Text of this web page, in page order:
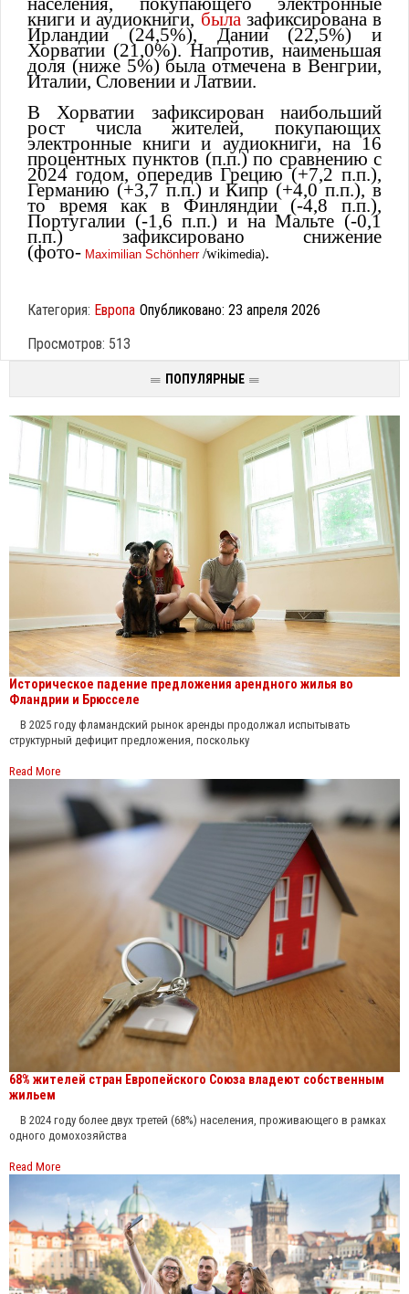
ПОПУЛЯРНЫЕ
Историческое падение предложения арендного жилья во
Фландрии и Брюсселе
В 2025 году фламандский рынок аренды продолжал испытывать
структурный дефицит предложения, поскольку
Read More
68% жителей стран Европейского Союза владеют собственным
жильем
В 2024 году более двух третей (68%) населения, проживающего в рамках
одного домохозяйства
Read More
книги и аудиокниги, была зафиксирована в
Ирландии (24,5%), Дании (22,5%) и
Хорватии (21,0%). Напротив, наименьшая
доля (ниже 5%) была отмечена в Венгрии,
Италии, Словении и Латвии.
В Хорватии зафиксирован наибольший
рост числа жителей, покупающих
электронные книги и аудиокниги, на 16
процентных пунктов (п.п.) по сравнению с
2024 годом, опередив Грецию (+7,2 п.п.),
Германию (+3,7 п.п.) и Кипр (+4,0 п.п.), в
то время как в Финляндии (-4,8 п.п.),
Португалии (-1,6 п.п.) и на Мальте (-0,1
п.п.) зафиксировано снижение
(фото- Maximilian Schönherr/wikimedia).
Категория: Европа Опубликовано: 23 апреля 2026
Просмотров: 513